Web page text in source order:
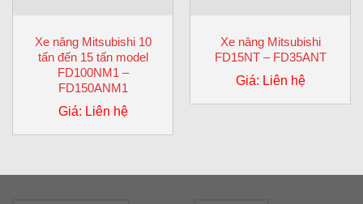
Xe nâng Mitsubishi 10
tấn đến 15 tấn model
FD100NM1 –
FD150ANM1
Giá: Liên hệ
Xe nâng Mitsubishi
FD15NT – FD35ANT
Giá: Liên hệ